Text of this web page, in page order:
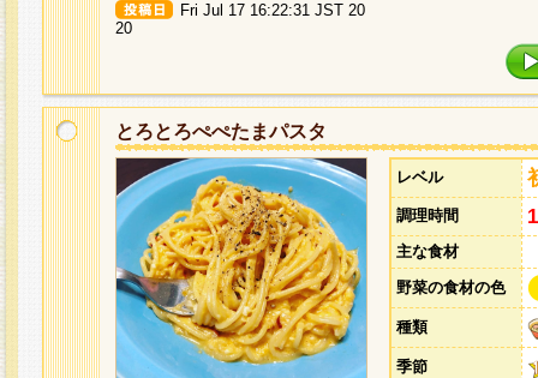
Fri Jul 17 16:22:31 JST 20
20
とろとろぺぺたまパスタ
レベル
調理時間
主な食材
野菜の食材の色
種類
季節